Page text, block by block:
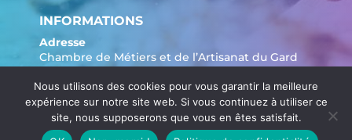
INFORMATIONS
Adresse
Chambre de Métiers et de l’Artisanat du Gard
904 Avenue Marechal Juin
30908 Nîmes
Tél. :04 66 62 80 00
Nous utilisons des cookies pour vous garantir la meilleure
expérience sur notre site web. Si vous continuez à utiliser ce
site, nous supposerons que vous en êtes satisfait.